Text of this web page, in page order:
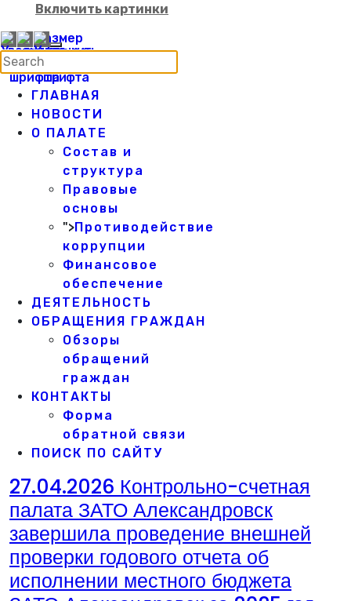
Включить картинки
ГЛАВНАЯ
НОВОСТИ
О ПАЛАТЕ
Состав и
структура
Правовые
основы
">Противодействие
коррупции
Финансовое
обеспечение
ДЕЯТЕЛЬНОСТЬ
ОБРАЩЕНИЯ ГРАЖДАН
Обзоры
обращений
граждан
КОНТАКТЫ
Форма
обратной связи
ПОИСК ПО САЙТУ
27.04.2026 Контрольно-счетная
палата ЗАТО Александровск
завершила проведение внешней
проверки годового отчета об
исполнении местного бюджета